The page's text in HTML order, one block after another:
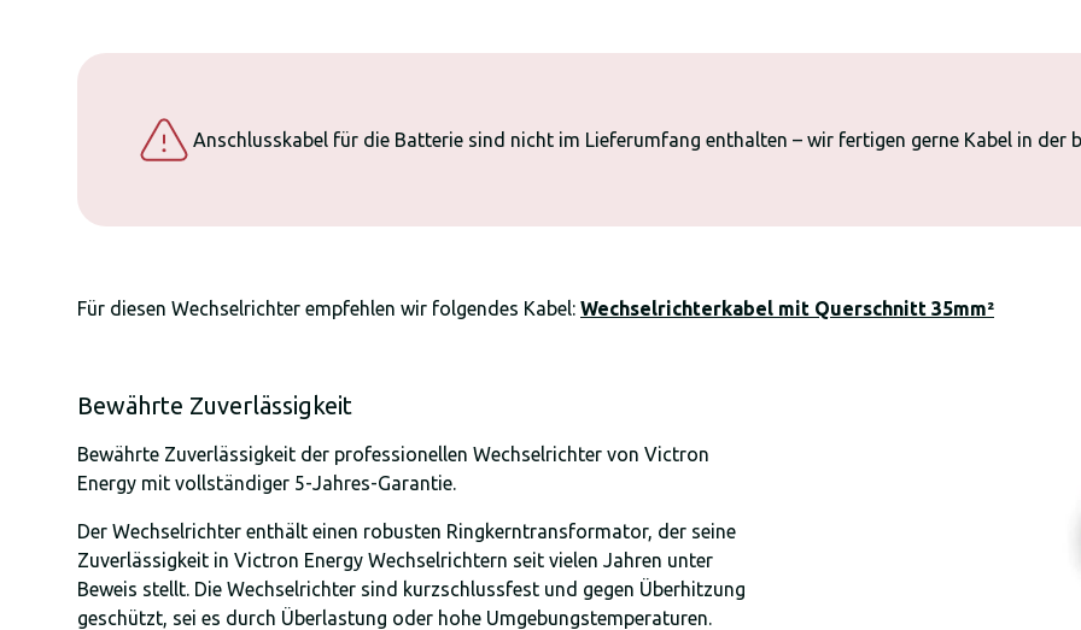
Anschlusskabel für die Batterie sind nicht im Lieferumfang enthalten – wir fertigen gerne Kabel in der
Für diesen Wechselrichter empfehlen wir folgendes Kabel: Wechselrichterkabel mit Querschnitt 35mm²
Bewährte Zuverlässigkeit
Bewährte Zuverlässigkeit der professionellen Wechselrichter von Victron
Energy mit vollständiger 5-Jahres-Garantie.
Der Wechselrichter enthält einen robusten Ringkerntransformator, der seine
Zuverlässigkeit in Victron Energy Wechselrichtern seit vielen Jahren unter
Beweis stellt. Die Wechselrichter sind kurzschlussfest und gegen Überhitzung
geschützt, sei es durch Überlastung oder hohe Umgebungstemperaturen.